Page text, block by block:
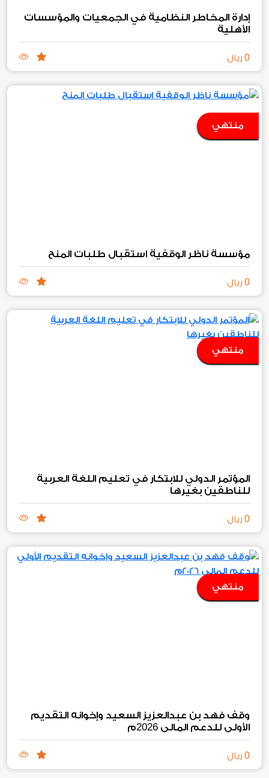
إدارة المخاطر النظامية في الجمعيات والمؤسسات
الأهلية
0 ريال
منتهي
مؤسسة ناظر الوقفية استقبال طلبات المنح
0 ريال
منتهي
المؤتمر الدولي للابتكار في تعليم اللغة العربية
للناطقين بغيرها
0 ريال
منتهي
وقف فهد بن عبدالعزيز السعيد وإخوانه التقديم
الأولي للدعم المالي 2026م
0 ريال